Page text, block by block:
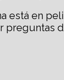
está en
preguntas